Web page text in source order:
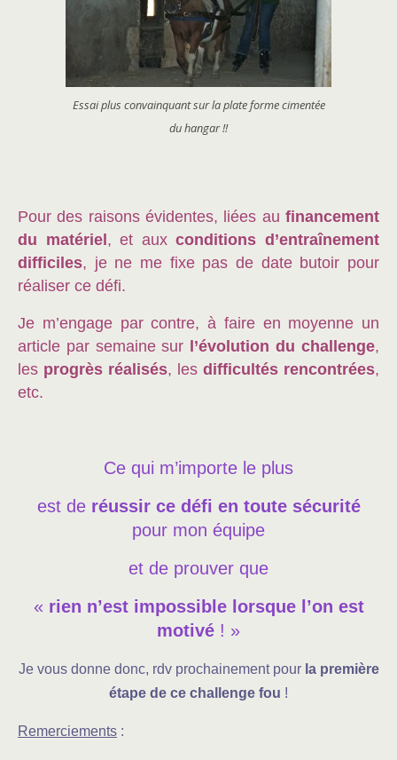
Essai plus convainquant sur la plate forme cimentée
du hangar !!
Pour des raisons évidentes, liées au financement
du matériel, et auxconditions d’entraînement
difficiles, je ne me fixe pas de date butoir pour
réaliser ce défi.
Je m’engage par contre, à faire en moyenne un
article par semaine sur l’évolution du challenge,
les progrès réalisés, les difficultés rencontrées,
etc.
Ce qui m’importe le plus
est de réussir ce défi en toute sécurité
pour mon équipe
et de prouver que
« rien n’est impossible lorsque l’on est
motivé ! »
Je vous donne donc, rdv prochainement pour la première
étape de ce challenge fou !
Remerciements :